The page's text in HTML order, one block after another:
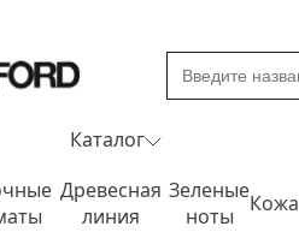
Каталог
Древесная
линия
Зеленые
ноты
Кожа